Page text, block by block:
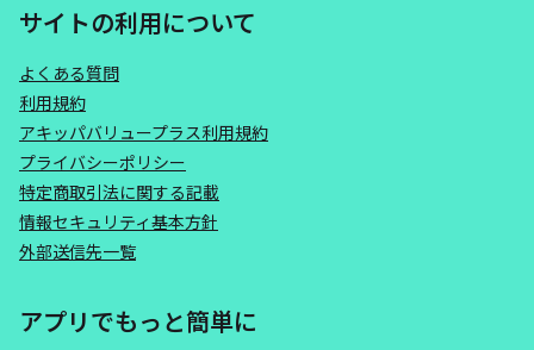
サイトの利用について
よくある質問
利用規約
アキッパバリュープラス利用規約
プライバシーポリシー
特定商取引法に関する記載
情報セキュリティ基本方針
外部送信先一覧
アプリでもっと簡単に